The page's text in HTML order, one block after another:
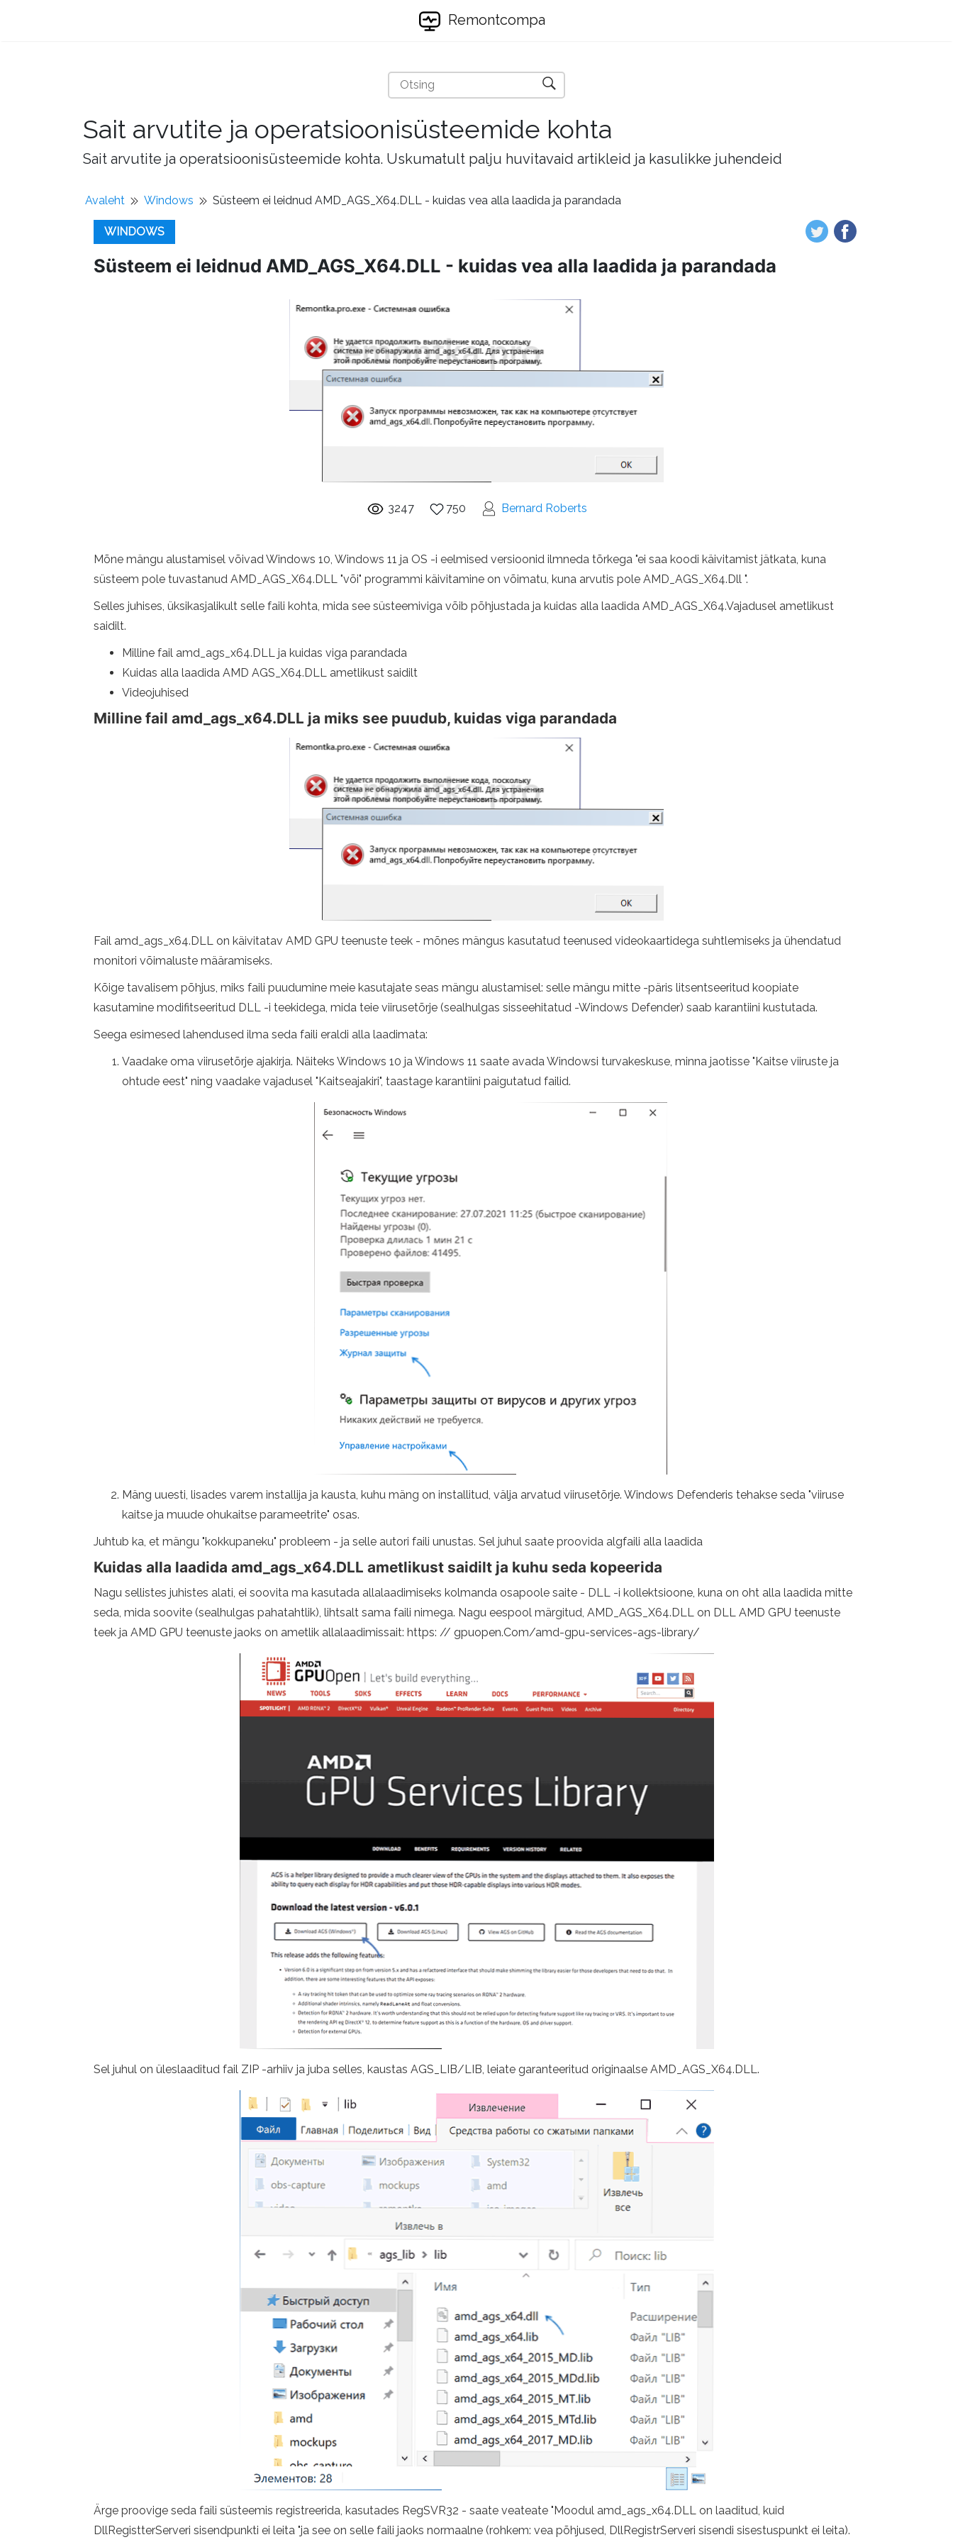
Remontcompa
Sait arvutite ja operatsioonisüsteemide kohta
Sait arvutite ja operatsioonisüsteemide kohta. Uskumatult palju huvitavaid artikleid ja kasulikke juhendeid
Avaleht Windows Süsteem ei leidnud AMD_AGS_X64.DLL - kuidas vea alla laadida ja parandada
WINDOWS
Süsteem ei leidnud AMD_AGS_X64.DLL - kuidas vea alla laadida ja parandada
3247 750 Bernard Roberts
Mõne mängu alustamisel võivad Windows 10, Windows 11 ja OS -i eelmised versioonid ilmneda tõrkega "ei saa koodi käivitamist jätkata, kuna
süsteem pole tuvastanud AMD_AGS_X64.DLL "või" programmi käivitamine on võimatu, kuna arvutis pole AMD_AGS_X64.Dll ".
Selles juhises, üksikasjalikult selle faili kohta, mida see süsteemiviga võib põhjustada ja kuidas alla laadida AMD_AGS_X64.Vajadusel ametlikust
saidilt.
Milline fail amd_ags_x64.DLL ja kuidas viga parandada
Kuidas alla laadida AMD AGS_X64.DLL ametlikust saidilt
Videojuhised
Milline fail amd_ags_x64.DLL ja miks see puudub, kuidas viga parandada
Fail amd_ags_x64.DLL on käivitatav AMD GPU teenuste teek - mõnes mängus kasutatud teenused videokaartidega suhtlemiseks ja ühendatud
monitori võimaluste määramiseks.
Kõige tavalisem põhjus, miks faili puudumine meie kasutajate seas mängu alustamisel: selle mängu mitte -päris litsentseeritud koopiate
kasutamine modifitseeritud DLL -i teekidega, mida teie viirusetõrje (sealhulgas sisseehitatud -Windows Defender) saab karantiini kustutada.
Seega esimesed lahendused ilma seda faili eraldi alla laadimata:
Vaadake oma viirusetõrje ajakirja. Näiteks Windows 10 ja Windows 11 saate avada Windowsi turvakeskuse, minna jaotisse "Kaitse viiruste ja
ohtude eest" ning vaadake vajadusel "Kaitseajakiri", taastage karantiini paigutatud failid.
Mäng uuesti, lisades varem installija ja kausta, kuhu mäng on installitud, välja arvatud viirusetõrje. Windows Defenderis tehakse seda "viiruse
kaitse ja muude ohukaitse parameetrite" osas.
Juhtub ka, et mängu "kokkupaneku" probleem - ja selle autori faili unustas. Sel juhul saate proovida algfaili alla laadida
Kuidas alla laadida amd_ags_x64.DLL ametlikust saidilt ja kuhu seda kopeerida
Nagu sellistes juhistes alati, ei soovita ma kasutada allalaadimiseks kolmanda osapoole saite - DLL -i kollektsioone, kuna on oht alla laadida mitte
seda, mida soovite (sealhulgas pahatahtlik), lihtsalt sama faili nimega. Nagu eespool märgitud, AMD_AGS_X64.DLL on DLL AMD GPU teenuste
teek ja AMD GPU teenuste jaoks on ametlik allalaadimissait: https: // gpuopen.Com/amd-gpu-services-ags-library/
Sel juhul on üleslaaditud fail ZIP -arhiiv ja juba selles, kaustas AGS_LIB/LIB, leiate garanteeritud originaalse AMD_AGS_X64.DLL.
Ärge proovige seda faili süsteemis registreerida, kasutades RegSVR32 - saate veateate "Moodul amd_ags_x64.DLL on laaditud, kuid
DllRegistterServeri sisendpunkti ei leita "ja see on selle faili jaoks normaalne (rohkem: vea põhjused, DllRegistrServeri sisendi sisestuspunkt ei leita).